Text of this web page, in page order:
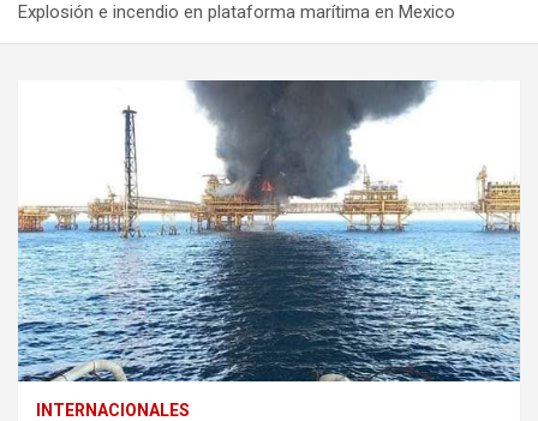
Explosión e incendio en plataforma marítima en Mexico
INTERNACIONALES